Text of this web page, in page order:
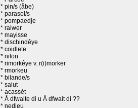
* pin/s (åbe)
* parasol/s
* pompaedje
* raiwer
* mayisse
* dischindêye
* coidlete
* nilon
* rimorkêye v. r(i)morker
* rmorkeu
* bilande/s
* salut
* acassèt
* Å dfwaite di u Å dfwait di ??
* nedjeu